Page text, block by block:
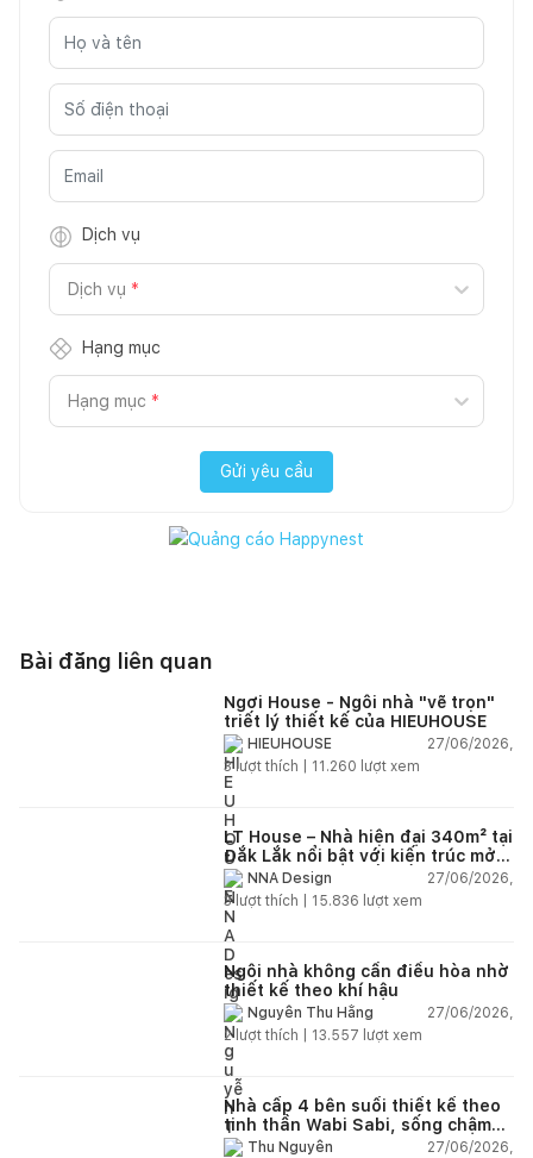
Dịch vụ
Dịch vụ *
Hạng mục
Hạng mục *
Gửi yêu cầu
Bài đăng liên quan
Ngơi House - Ngôi nhà "vẽ trọn"
triết lý thiết kế của HIEUHOUSE
HIEUHOUSE
27/06/2026,
3lượt thích | 11.260 lượt xem
LT House – Nhà hiện đại 340m² tại
Đắk Lắk nổi bật với kiến trúc mở
và hệ sân vườn kết nối thiên
nhiên
NNA Design
27/06/2026,
3lượt thích | 15.836 lượt xem
Ngôi nhà không cần điều hòa nhờ
thiết kế theo khí hậu
Nguyễn Thu Hằng
27/06/2026,
2lượt thích | 13.557 lượt xem
Nhà cấp 4 bên suối thiết kế theo
tinh thần Wabi Sabi, sống chậm
giữa thiên nhiên
Thu Nguyễn
27/06/2026,